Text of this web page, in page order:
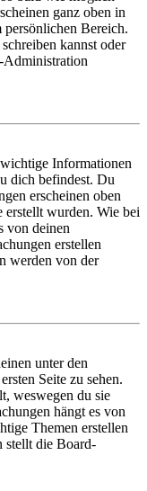
ganz oben in
Bereich.
kannst oder
Administration
Informationen
dich befindest. Du
erscheinen oben
erstellt wurden. Wie bei
von deinen
erstellen
werden von der
unter den
Seite zu sehen.
weswegen du sie
hängt es von
Themen erstellen
stellt die Board-